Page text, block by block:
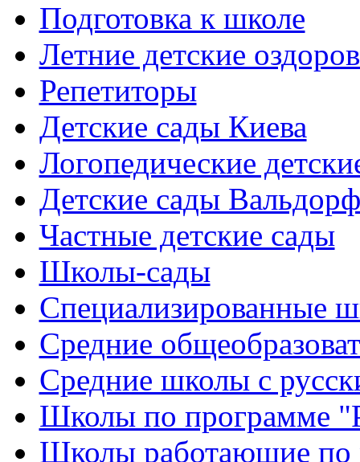
Подготовка к школе
Летние детские
Репетиторы
Детские сады Киева
Логопедические
Детские сады
Частные детские сады
Школы-сады
Cпециализированные
Cредние
Средние школы с
Школы по программе
Школы работающие по